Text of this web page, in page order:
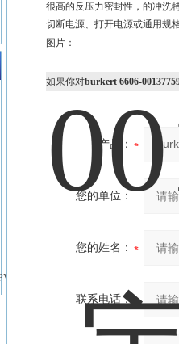
很高的反压力密封性，的冲洗
切断电源、打开电源或通用规
图片：
如果你对burkert 6606-
产品：
您的单位：
您的姓名：
联系电话：